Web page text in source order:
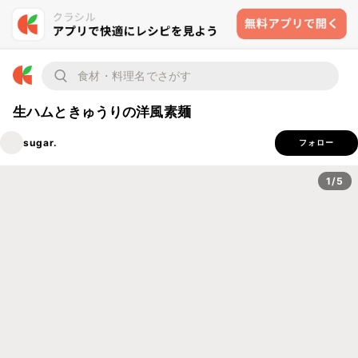
生ハムときゅうりの洋風素麺
sugar. フォロー
1/5